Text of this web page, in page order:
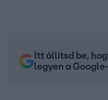
Itt állítsd be,
legyen a